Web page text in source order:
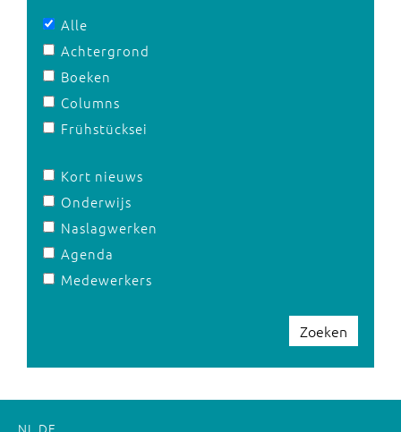
Alle
Achtergrond
Boeken
Columns
Frühstücksei
Kort nieuws
Onderwijs
Naslagwerken
Agenda
Medewerkers
Zoeken
NL DE